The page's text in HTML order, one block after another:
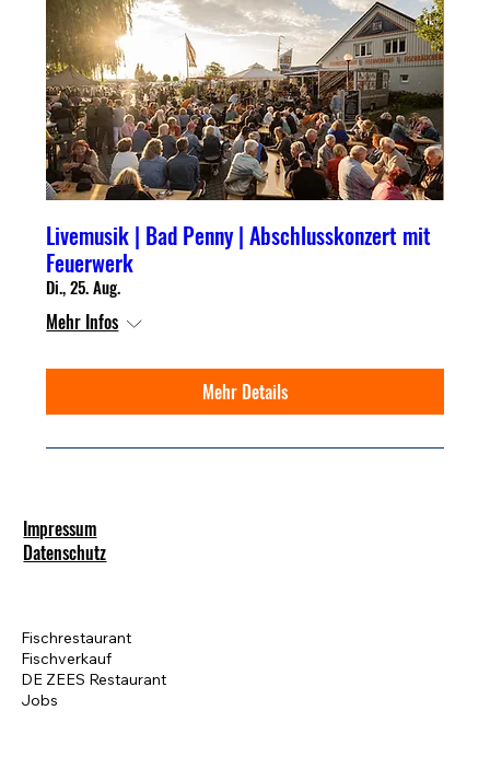
Livemusik | Bad Penny | Abschlusskonzert mit
Feuerwerk
Di., 25. Aug.
Mehr Infos
Mehr Details
Impressum
Datenschutz
Fischrestaurant
Fischverkauf
DE ZEES Restaurant
Jobs